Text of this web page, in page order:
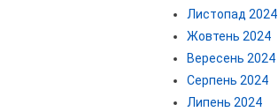
Листопад 2024
Жовтень 2024
Вересень 2024
Серпень 2024
Липень 2024